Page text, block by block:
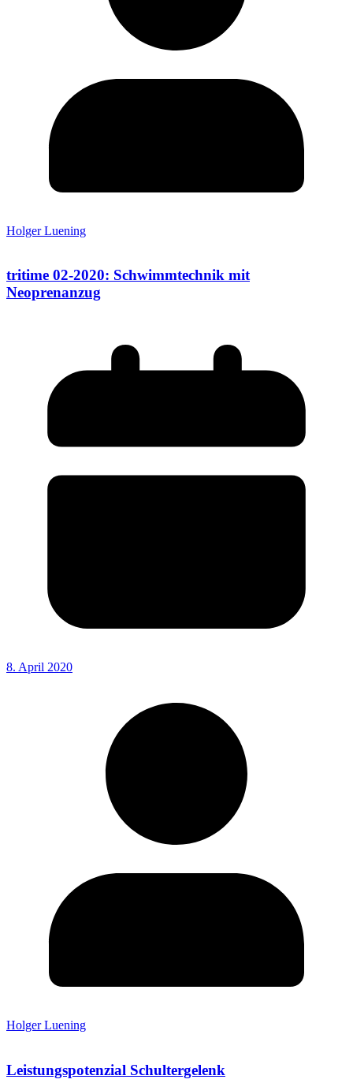
Holger Luening
tritime 02-2020: Schwimmtechnik mit
Neoprenanzug
8. April 2020
Holger Luening
Leistungspotenzial Schultergelenk